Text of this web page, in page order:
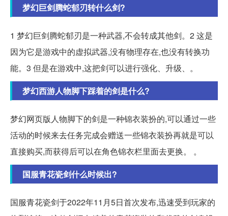
梦幻巨剑腾蛇郁刃转什么剑?
1 梦幻巨剑腾蛇郁刃是一种武器,不会转成其他剑。2 这是
因为它是游戏中的虚拟武器,没有物理存在,也没有转换功
能。3 但是在游戏中,这把剑可以进行强化、升级、。
梦幻西游人物脚下踩着的剑是什么?
梦幻网页版人物脚下的剑是一种锦衣装扮的,可以通过一些
活动的时候来去任务完成会赠送一些锦衣装扮再就是可以
直接购买,而获得后可以在角色锦衣栏里面去更换。 。
国服青花瓷剑什么时候出?
国服青花瓷剑于2022年11月5日首次发布,迅速受到玩家的